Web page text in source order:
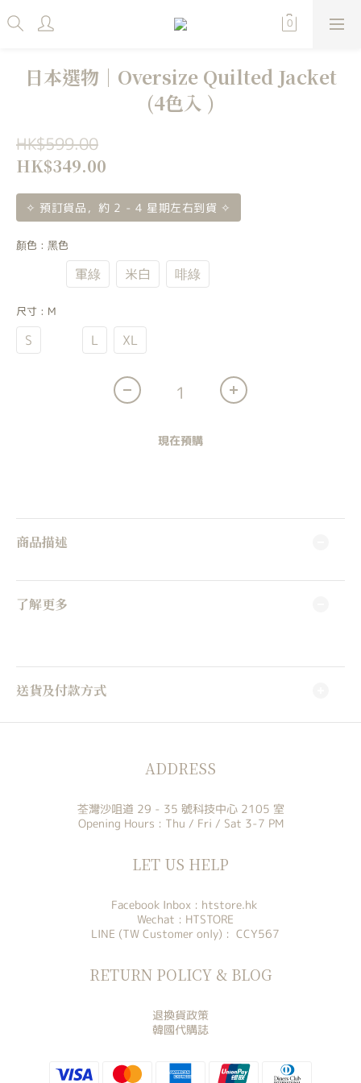
日本選物｜Oversize Quilted Jacket
(4色入 )
HK$599.00
HK$349.00
✧ 預訂貨品，約 2 - 4 星期左右到貨 ✧
顏色 : 黑色
軍綠 米白 啡綠
尺寸 : M
S L XL
現在預購
商品描述
了解更多
送貨及付款方式
ADDRESS
荃灣沙咀道 29 - 35 號科技中心 2105 室
Opening Hours : Thu / Fri / Sat 3-7 PM
LET US HELP
Facebook Inbox : htstore.hk
Wechat : HTSTORE
LINE (TW Customer only) : CCY567
RETURN POLICY & BLOG
退換貨政策
韓國代購誌